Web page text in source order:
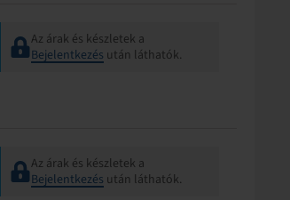
Az árak és készletek a
Bejelentkezés után láthatók.
Az árak és készletek a
Bejelentkezés után láthatók.